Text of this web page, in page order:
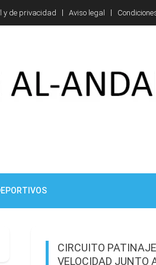
y de privacidad Aviso legal
CIRCUITO PATINAJE
VELOCIDAD JUNTO